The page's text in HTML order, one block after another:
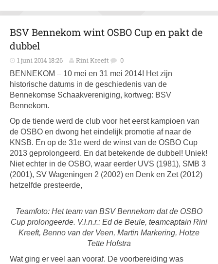
BSV Bennekom wint OSBO Cup en pakt de
dubbel
1 juni 2014 18:26 Rini Kreeft 0
BENNEKOM – 10 mei en 31 mei 2014! Het zijn
historische datums in de geschiedenis van de
Bennekomse Schaakvereniging, kortweg: BSV
Bennekom.
Op de tiende werd de club voor het eerst kampioen van
de OSBO en dwong het eindelijk promotie af naar de
KNSB. En op de 31e werd de winst van de OSBO Cup
2013 geprolongeerd. En dat betekende de dubbel! Uniek!
Niet echter in de OSBO, waar eerder UVS (1981), SMB 3
(2001), SV Wageningen 2 (2002) en Denk en Zet (2012)
hetzelfde presteerde,
Teamfoto: Het team van BSV Bennekom dat de OSBO
Cup prolongeerde. V.l.n.r.: Ed de Beule, teamcaptain Rini
Kreeft, Benno van der Veen, Martin Markering, Hotze
Tette Hofstra
Wat ging er veel aan vooraf. De voorbereiding was